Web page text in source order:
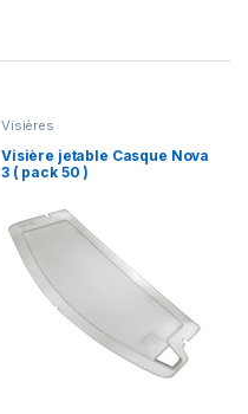
Visières
Visière jetable Casque Nova
3 ( pack 50 )